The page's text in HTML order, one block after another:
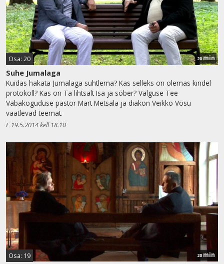
Osa: 20 20min
Suhe Jumalaga
Kuidas hakata Jumalaga suhtlema? Kas selleks on olemas kindel
protokoll? Kas on Ta lihtsalt Isa ja sõber? Valguse Tee
Vabakoguduse pastor Mart Metsala ja diakon Veikko Võsu
vaatlevad teemat.
E 19.5.2014 kell 18.10
Osa: 19 20 min